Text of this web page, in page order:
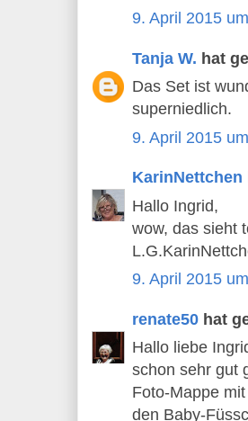
9. April 2015
Tanja W. hat
Das Set ist
superniedlich.
9. April 2015
KarinNettchen
Hallo Ingrid,
wow, das sieht
9. April 2015
renate50 hat
Hallo liebe
schon sehr gut
Foto-Mappe
den Baby-